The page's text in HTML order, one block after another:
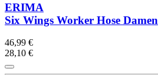
ERIMA
Six Wings Worker Hose Damen
46,99 €
28,10 €